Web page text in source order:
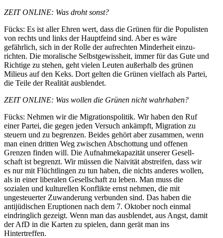
ZEIT ONLINE: Was droht sonst?
Fücks: Es ist aller Ehren wert, dass die Grünen für die Populisten
von rechts und links der Haupt­feind sind. Aber es wäre
gefährlich, sich in der Rolle der aufrechten Minderheit einzu­
richten. Die moralische Selbst­ge­wissheit, immer für das Gute und
Richtige zu stehen, geht vielen Leuten außerhalb des grünen
Milieus auf den Keks. Dort gelten die Grünen vielfach als Partei,
die Teile der Realität ausblendet.
ZEIT ONLINE: Was wollen die Grünen nicht wahrhaben?
Fücks: Nehmen wir die Migra­ti­ons­po­litik. Wir haben den Ruf
einer Partei, die gegen jeden Versuch ankämpft, Migration zu
steuern und zu begrenzen. Beides gehört aber zusammen, wenn
man einen dritten Weg zwischen Abschottung und offenen
Grenzen finden will. Die Aufnah­me­ka­pa­zität unserer Gesell­
schaft ist begrenzt. Wir müssen die Naivität abstreifen, dass wir
es nur mit Flücht­lingen zu tun haben, die nichts anderes wollen,
als in einer liberalen Gesell­schaft zu leben. Man muss die
sozialen und kultu­rellen Konflikte ernst nehmen, die mit
ungesteu­erter Zuwan­derung verbunden sind. Das haben die
antijü­di­schen Eruptionen nach dem 7. Oktober noch einmal
eindringlich gezeigt. Wenn man das ausblendet, aus Angst, damit
der AfD in die Karten zu spielen, dann gerät man ins
Hintertreffen.